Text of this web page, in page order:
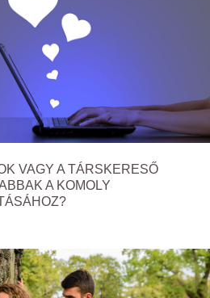
VAGY A TÁRSKERESŐ
A KOMOLY